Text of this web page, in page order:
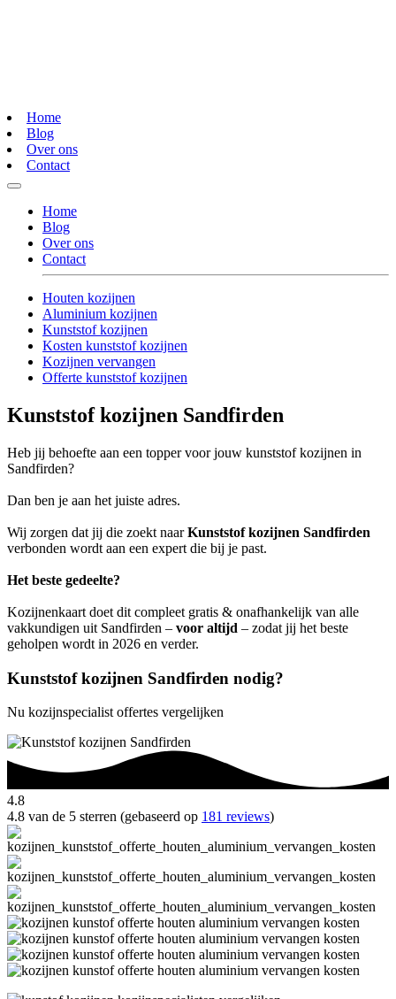
Home
Blog
Over ons
Contact
Home
Blog
Over ons
Contact
Houten kozijnen
Aluminium kozijnen
Kunststof kozijnen
Kosten kunststof kozijnen
Kozijnen vervangen
Offerte kunststof kozijnen
Kunststof kozijnen Sandfirden
Heb jij behoefte aan een topper voor jouw kunststof kozijnen in
Sandfirden?
Dan ben je aan het juiste adres.
Wij zorgen dat jij die zoekt naarKunststof kozijnen Sandfirden
verbonden wordt aan een expert die bij je past.
Het beste gedeelte?
Kozijnenkaart doet dit compleet gratis & onafhankelijk van alle
vakkundigen uit Sandfirden – voor altijd – zodat jij het beste
geholpen wordt in 2026 en verder.
Kunststof kozijnen Sandfirden nodig?
Nu kozijnspecialist offertes vergelijken
4.8
4.8 van de 5 sterren (gebaseerd op 181 reviews)